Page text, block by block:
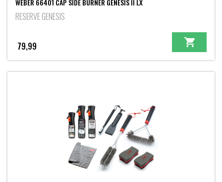
WEBER 66401 CAP SIDE BURNER GENESIS II LX
RESERVE GENESIS
79,99